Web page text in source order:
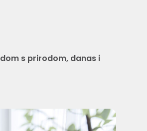
dom s prirodom, danas i